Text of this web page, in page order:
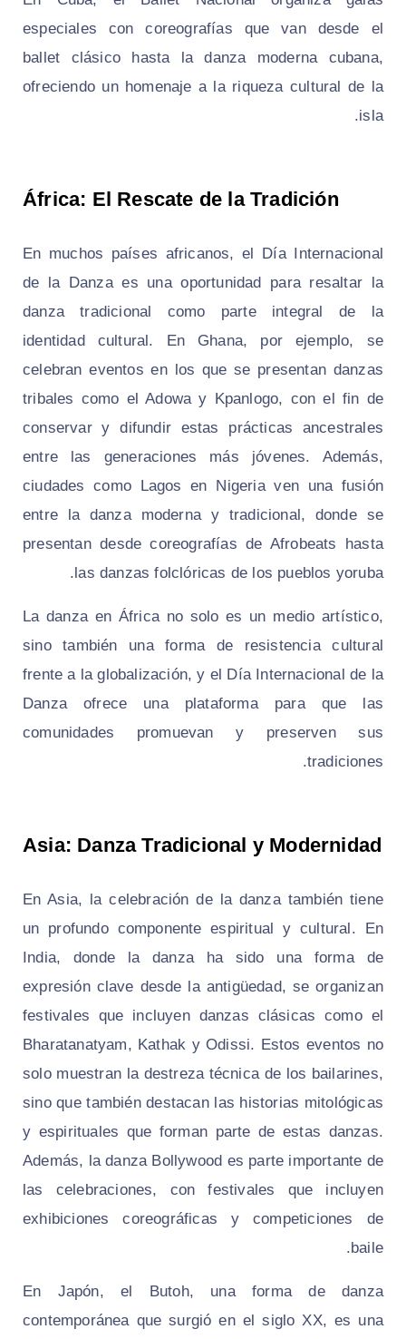
especiales con coreografías que van desde el
ballet clásico hasta la danza moderna cubana,
ofreciendo un homenaje a la riqueza cultural de la
isla.
África: El Rescate de la Tradición
En muchos países africanos, el Día Internacional
de la Danza es una oportunidad para resaltar la
danza tradicional como parte integral de la
identidad cultural. En Ghana, por ejemplo, se
celebran eventos en los que se presentan danzas
tribales como elAdoway Kpanlogo, con el fin de
conservar y difundir estas prácticas ancestrales
entre las generaciones más jóvenes. Además,
ciudades como Lagos en Nigeria ven una fusión
entre la danza moderna y tradicional, donde se
presentan desde coreografías de Afrobeats hasta
las danzas folclóricas de los pueblos yoruba.
La danza en África no solo es un medio artístico,
sino también una forma de resistencia cultural
frente a la globalización, y el Día Internacional de la
Danza ofrece una plataforma para que las
comunidades promuevan y preserven sus
tradiciones.
Asia: Danza Tradicional y Modernidad
En Asia, la celebración de la danza también tiene
un profundo componente espiritual y cultural. En
India, donde la danza ha sido una forma de
expresión clave desde la antigüedad, se organizan
festivales que incluyen danzas clásicas como el
Bharatanatyam, Kathak y Odissi. Estos eventos no
solo muestran la destreza técnica de los bailarines,
sino que también destacan las historias mitológicas
y espirituales que forman parte de estas danzas.
Además, la danza Bollywood es parte importante de
las celebraciones, con festivales que incluyen
exhibiciones coreográficas y competiciones de
baile.
En Japón, el Butoh, una forma de danza
contemporánea que surgió en el siglo XX, es una